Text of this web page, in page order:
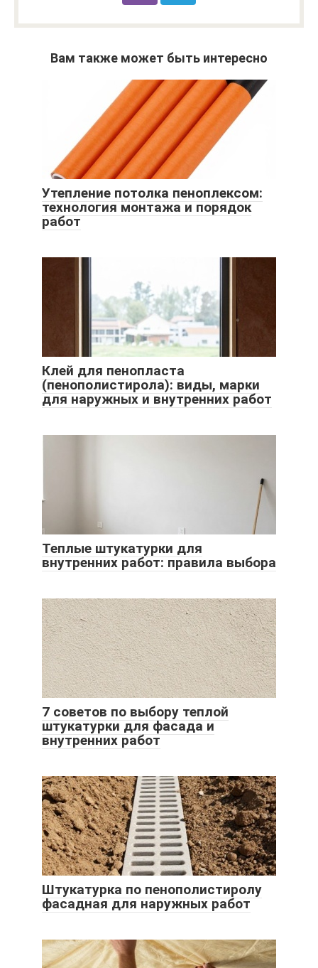
Вам также может быть интересно
Утепление потолка пеноплексом:
технология монтажа и порядок
работ
Клей для пенопласта
(пенополистирола): виды, марки
для наружных и внутренних работ
Теплые штукатурки для
внутренних работ: правила выбора
7 советов по выбору теплой
штукатурки для фасада и
внутренних работ
Штукатурка по пенополистиролу
фасадная для наружных работ